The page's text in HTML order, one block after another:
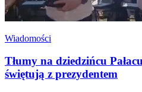
Wiadomości
Tłumy na dziedzińcu
świętują z prezydentem